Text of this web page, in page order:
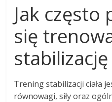
Jak często
się
stabilizację
Trening stabilizacji ciała
równowagi, siły oraz